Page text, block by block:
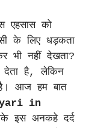
एहसास को
के लिए धड़कता
भी नहीं देखता?
देता है, लेकिन
है। आज हम बात
in
इस अनकहे दर्द